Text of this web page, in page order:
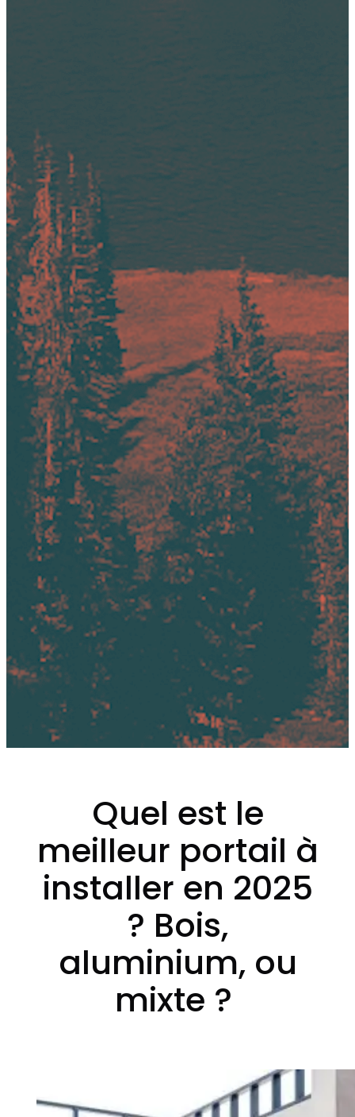
Quel est le
meilleur portail à
installer en 2025
? Bois,
aluminium, ou
mixte ?